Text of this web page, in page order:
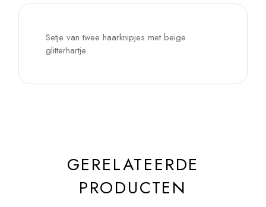
Setje van twee haarknipjes met beige
glitterhartje.
GERELATEERDE
PRODUCTEN